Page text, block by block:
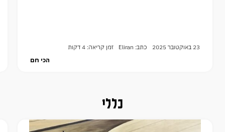
23 באוקטובר 2025 כתב: Eliran
זמן קריאה: 4 דקות
הכי חם
כללי